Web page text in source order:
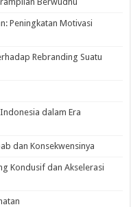
Peningkatan Motivasi
Rebranding Suatu
dalam Era
dan Konsekwensinya
Kondusif dan Akselerasi